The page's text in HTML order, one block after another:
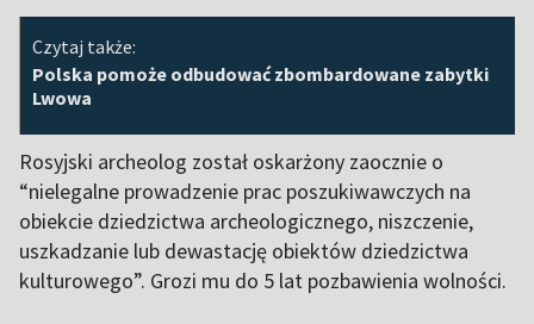
Czytaj także:
Polska pomoże odbudować zbombardowane zabytki
Lwowa
Rosyjski archeolog został oskarżony zaocznie o
“nielegalne prowadzenie prac poszukiwawczych na
obiekcie dziedzictwa archeologicznego, niszczenie,
uszkadzanie lub dewastację obiektów dziedzictwa
kulturowego”. Grozi mu do 5 lat pozbawienia wolności.